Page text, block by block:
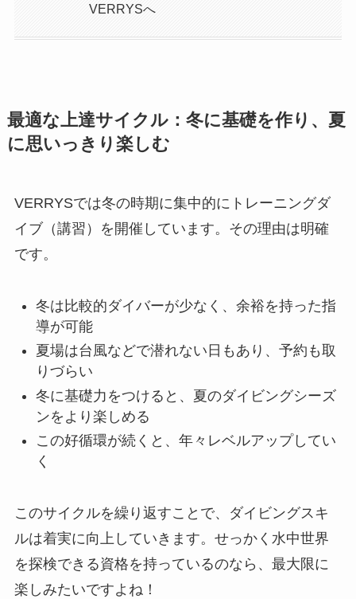
VERRYSへ
最適な上達サイクル：冬に基礎を作り、夏
に思いっきり楽しむ
VERRYSでは冬の時期に集中的にトレーニングダ
イブ（講習）を開催しています。その理由は明確
です。
冬は比較的ダイバーが少なく、余裕を持った指
導が可能
夏場は台風などで潜れない日もあり、予約も取
りづらい
冬に基礎力をつけると、夏のダイビングシーズ
ンをより楽しめる
この好循環が続くと、年々レベルアップしてい
く
このサイクルを繰り返すことで、ダイビングスキ
ルは着実に向上していきます。せっかく水中世界
を探検できる資格を持っているのなら、最大限に
楽しみたいですよね！